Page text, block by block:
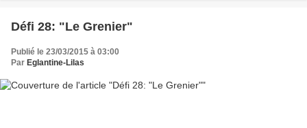
Défi 28: "Le Grenier"
Publié le 23/03/2015 à 03:00
Par Eglantine-Lilas